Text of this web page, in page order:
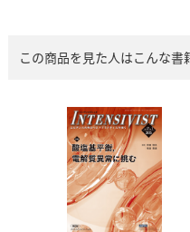
この商品を見た人はこんな書